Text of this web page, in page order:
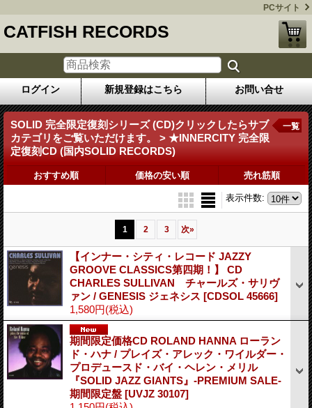
PCサイト
CATFISH RECORDS
ログイン 新規登録はこちら お問い合せ
SOLID 完全限定復刻シリーズ (CD)クリックしたらサブ
カテゴリをご覧いただけます。 > ★INNERCITY 完全限
定復刻CD (国内SOLID RECORDS)
一覧
おすすめ順 価格の安い順 売れ筋順
表示件数:
1 2 3 次»
【インナー・シティ・レコード JAZZY
GROOVE CLASSICS第四期！】 CD
CHARLES SULLIVAN チャールズ・サリヴ
ァン / GENESIS ジェネシス [CDSOL 45666]
1,580円(税込)
期間限定価格CD ROLAND HANNA ローラン
ド・ハナ / プレイズ・アレック・ワイルダー・
プロデュースド・バイ・ヘレン・メリル
『SOLID JAZZ GIANTS』-PREMIUM SALE-
期間限定盤 [UVJZ 30107]